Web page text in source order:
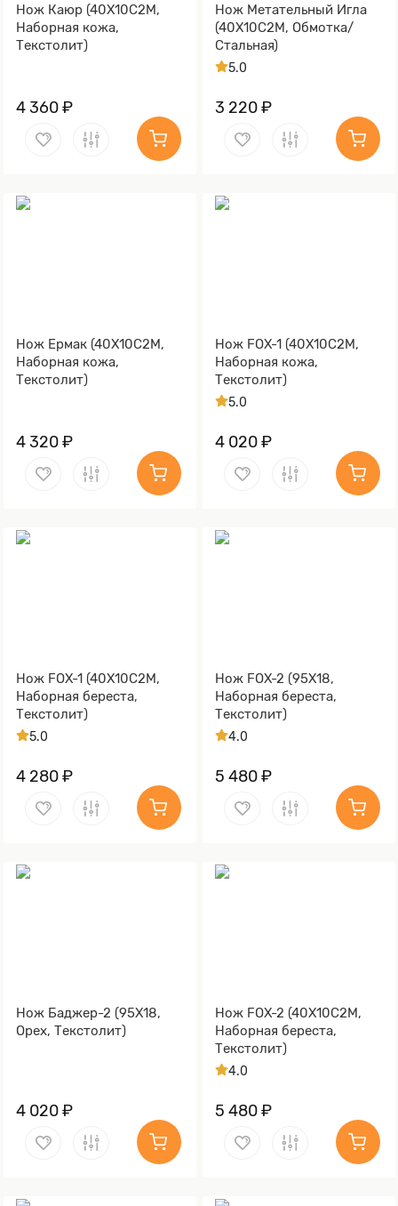
Нож Каюр (40Х10С2М,
Наборная кожа,
Текстолит)
4 360 ₽
Нож Метательный Игла
(40Х10С2М, Обмотка/
Стальная)
5.0
3 220 ₽
Нож Ермак (40Х10С2М,
Наборная кожа,
Текстолит)
4 320 ₽
Нож FOX-1 (40Х10С2М,
Наборная кожа,
Текстолит)
5.0
4 020 ₽
Нож FOX-1 (40Х10С2М,
Наборная береста,
Текстолит)
5.0
4 280 ₽
Нож FOX-2 (95Х18,
Наборная береста,
Текстолит)
4.0
5 480 ₽
Нож Баджер-2 (95Х18,
Орех, Текстолит)
4 020 ₽
Нож FOX-2 (40Х10С2М,
Наборная береста,
Текстолит)
4.0
5 480 ₽